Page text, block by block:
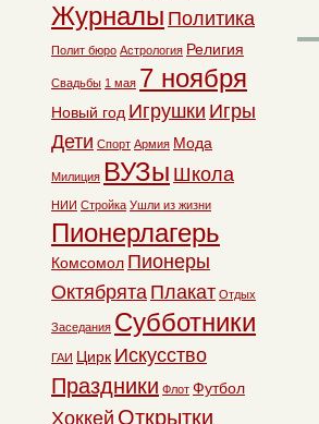
Журналы Политика
Полит бюро Астрология Религия
Свадьбы 1 мая 7 ноября
Новый год Игрушки Игры
Дети Спорт Армия Мода
Милиция ВУЗы Школа
НИИ Стройка Ушли из жизни
Пионерлагерь
Комсомол Пионеры
Октябрята Плакат Отдых
Заседания Субботники
ГАИ Цирк Искусство
Праздники Флот Футбол
Хоккей Открытки